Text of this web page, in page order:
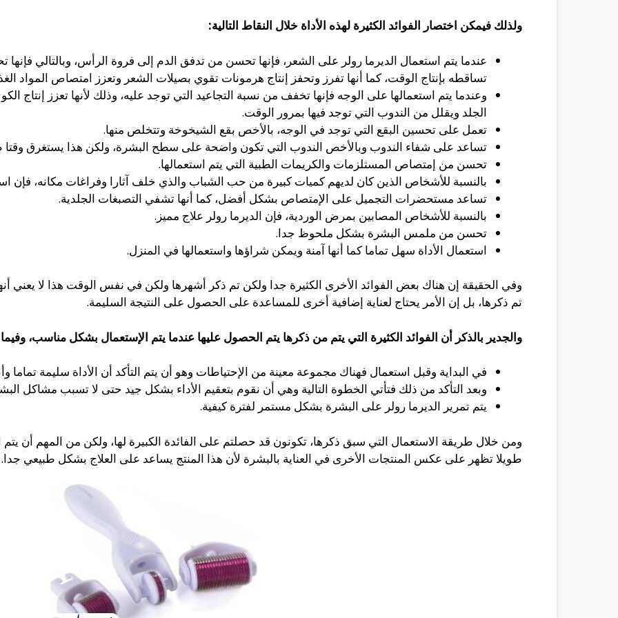
ولذلك فيمكن اختصار الفوائد الكثيرة لهذه الأداة خلال النقاط التالية:
عندما يتم استعمال الديرما رولر على الشعر، فإنها تحسن من تدفق الدم إلى فروة الرأس، وبالتالي
تساقطه بإنتاج الوقت، كما أنها تفرز وتحفز إنتاج هرمونات تقوي بصيلات الشعر وتعزز امتصاص المواد
وعندما يتم استعمالها على الوجه فإنها تخفف من نسبة التجاعيد التي توجد عليه، وذلك لأنها تعزز إنتاج
الجلد ويقلل من الندوب التي توجد فيها بمرور الوقت.
تعمل على تحسين البقع التي توجد في الوجه، بالأخص بقع الشيخوخة وتتخلص منها.
تساعد على شفاء الندوب وبالأخص الندوب التي تكون واضحة على سطح البشرة، ولكن هذا يستغرق وقتا
تحسن من إمتصاص المستلزمات والكريمات الطبية التي يتم استعمالها.
بالنسبة للأشخاص الذين كان لديهم كميات كبيرة من حب الشباب والذي خلف آثارا وفراغات مكانه، فإن
تساعد مستحضرات التجميل على الإمتصاص بشكل أفضل، كما أنها تشفي التصبغات الجلدية.
بالنسبة للأشخاص المصابين بمرض الوردية، فإن الديرما رولر علاج مميز.
تحسن من ملمس البشرة بشكل ملحوظ جدا.
استعمال الأداة سهل تماما كما أنها آمنة ويمكن شراؤها واستعمالها في المنزل.
وفي الحقيقة إن هناك بعض الفوائد الأخرى الكثيرة جدا ولكن تم ذكر أشهرها ولكن في نفس الوقت هذا لا
تم ذكرها، بل إن الأمر يحتاج لعناية إضافية أخرى للمساعدة على الحصول على النتيجة السليمة.
والجدير بالذكر أن الفوائد الكثيرة التي يتم من ذكرها يتم الحصول عليها عندما يتم الإستعمال بشكل مناسب،
في البداية وقبل استعمال فهناك مجموعة معينة من الإحتياطات وهو أن يتم التأكد أن الأداة سليمة
وبعد التأكد من ذلك فتأتي الخطوة التالية وهي أن نقوم بتعقيم الأداء بشكل جيد حتى لا تسبب مشاكل
يتم تمرير الديرما رولر على البشرة بشكل مستمر لفترة كيفية.
ومن خلال طريقة الاستعمال التي سبق ذكرها، تكونون قد حصلتم على الفائدة الكبيرة لها، ولكن من المهم أن يتم
طويلا تظهر على عكس المنتجات الأخرى في العناية بالبشرة لأن هذا المنتج يساعد على العلاج بشكل طبيعي جدا.